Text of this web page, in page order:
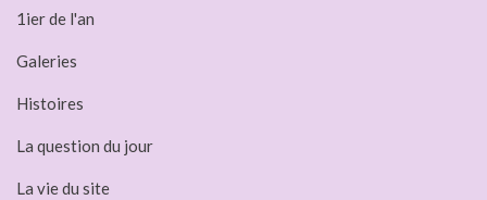
1ier de l'an
Galeries
Histoires
La question du jour
La vie du site